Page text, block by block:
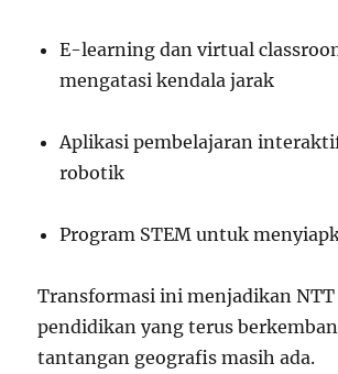
E-learning dan virtual
mengatasi kendala jarak
Aplikasi pembelajaran
robotik
Program STEM untuk
Transformasi ini menjadikan
pendidikan yang terus
tantangan geografis masih ada.